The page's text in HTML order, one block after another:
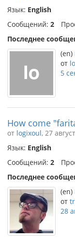
Язык: English
Сообщений: 2
Последнее
(en)
от
5
How come
от logixoul, 27
Язык: English
Сообщений: 2
Последнее
(en)
от
28